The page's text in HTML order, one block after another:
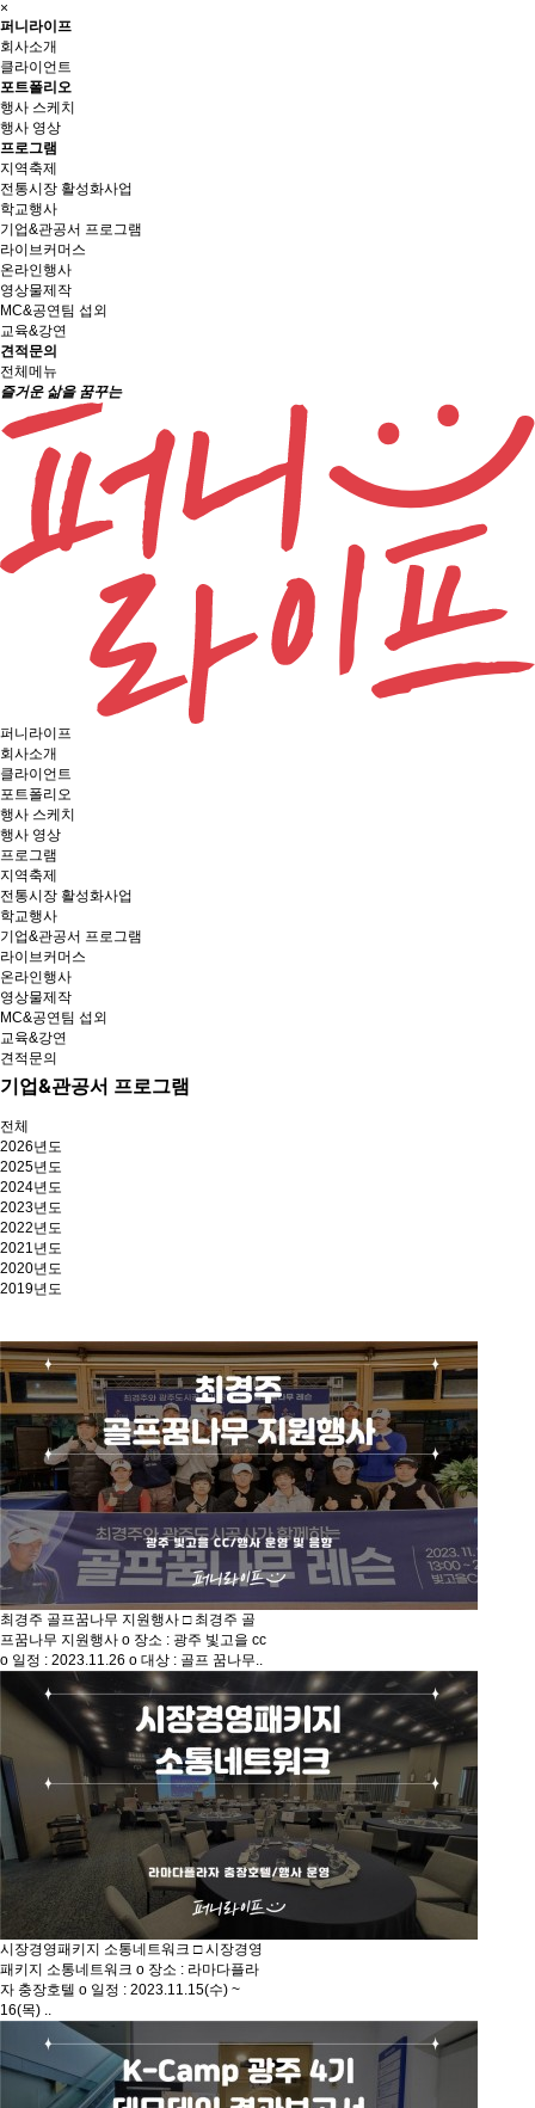
×
퍼니라이프
회사소개
클라이언트
포트폴리오
행사 스케치
행사 영상
프로그램
지역축제
전통시장 활성화사업
학교행사
기업&관공서 프로그램
라이브커머스
온라인행사
영상물제작
MC&공연팀 섭외
교육&강연
견적문의
전체메뉴
즐거운 삶을 꿈꾸는
퍼니라이프
회사소개
클라이언트
포트폴리오
행사 스케치
행사 영상
프로그램
지역축제
전통시장 활성화사업
학교행사
기업&관공서 프로그램
라이브커머스
온라인행사
영상물제작
MC&공연팀 섭외
교육&강연
견적문의
기업&관공서 프로그램
전체
2026년도
2025년도
2024년도
2023년도
2022년도
2021년도
2020년도
2019년도
최경주 골프꿈나무 지원행사 □ 최경주 골
프꿈나무 지원행사 o 장소 : 광주 빛고을 cc
o 일정 : 2023.11.26 o 대상 : 골프 꿈나무..
시장경영패키지 소통네트워크 □ 시장경영
패키지 소통네트워크 o 장소 : 라마다플라
자 충장호텔 o 일정 : 2023.11.15(수) ~
16(목) ..